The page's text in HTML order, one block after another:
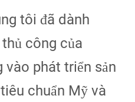
tôi đã dành
công của
vào phát triển sản
chuẩn Mỹ và